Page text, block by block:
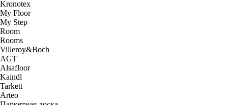
Kronotex
My Floor
My Step
Room
Rooms
Villeroy&Boch
AGT
Alsafloor
Kaindl
Tarkett
Arteo